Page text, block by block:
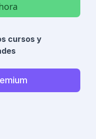
cursos y